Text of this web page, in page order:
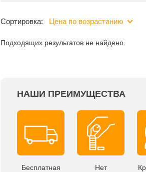
Сортировка: Цена по возрастанию
Подходящих результатов не найдено.
НАШИ ПРЕИМУЩЕСТВА
Бесплатная
Нет